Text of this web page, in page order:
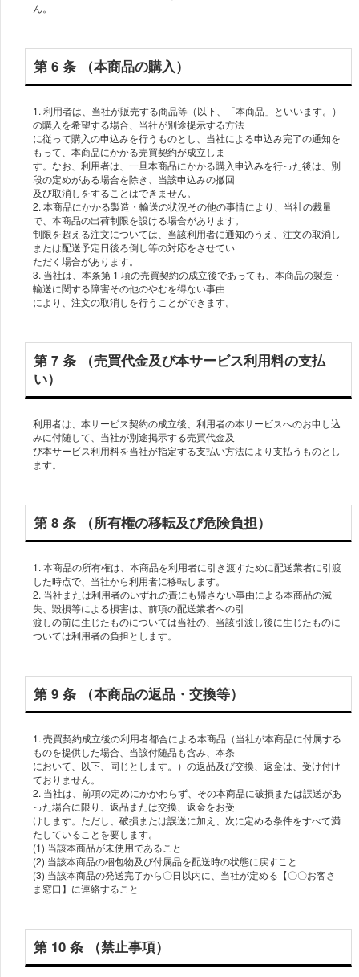
ん。
第 6 条 （本商品の購⼊）
1. 利⽤者は、当社が販売する商品等（以下、「本商品」といいます。）
の購⼊を希望する場合、当社が別途提⽰する⽅法
に従って購⼊の申込みを⾏うものとし、当社による申込み完了の通知を
もって、本商品にかかる売買契約が成⽴しま
す。なお、利⽤者は、⼀旦本商品にかかる購⼊申込みを⾏った後は、別
段の定めがある場合を除き、当該申込みの撤回
及び取消しをすることはできません。
2. 本商品にかかる製造・輸送の状況その他の事情により、当社の裁量
で、本商品の出荷制限を設ける場合があります。
制限を超える注⽂については、当該利⽤者に通知のうえ、注⽂の取消し
または配送予定⽇後ろ倒し等の対応をさせてい
ただく場合があります。
3. 当社は、本条第 1 項の売買契約の成⽴後であっても、本商品の製造・
輸送に関する障害その他のやむを得ない事由
により、注⽂の取消しを⾏うことができます。
第 7 条 （売買代⾦及び本サービス利⽤料の⽀払
い）
利⽤者は、本サービス契約の成⽴後、利⽤者の本サービスへのお申し込
みに付随して、当社が別途掲⽰する売買代⾦及
び本サービス利⽤料を当社が指定する⽀払い⽅法により⽀払うものとし
ます。
第 8 条 （所有権の移転及び危険負担）
1. 本商品の所有権は、本商品を利⽤者に引き渡すために配送業者に引渡
した時点で、当社から利⽤者に移転します。
2. 当社または利⽤者のいずれの責にも帰さない事由による本商品の滅
失、毀損等による損害は、前項の配送業者への引
渡しの前に⽣じたものについては当社の、当該引渡し後に⽣じたものに
ついては利⽤者の負担とします。
第 9 条 （本商品の返品・交換等）
1. 売買契約成⽴後の利⽤者都合による本商品（当社が本商品に付属する
ものを提供した場合、当該付随品も含み、本条
において、以下、同じとします。）の返品及び交換、返⾦は、受け付け
ておりません。
2. 当社は、前項の定めにかかわらず、その本商品に破損または誤送があ
った場合に限り、返品または交換、返⾦をお受
けします。ただし、破損または誤送に加え、次に定める条件をすべて満
たしていることを要します。
(1) 当該本商品が未使⽤であること
(2) 当該本商品の梱包物及び付属品を配送時の状態に戻すこと
(3) 当該本商品の発送完了から〇⽇以内に、当社が定める【〇〇お客さ
ま窓⼝】に連絡すること
第 10 条 （禁⽌事項）